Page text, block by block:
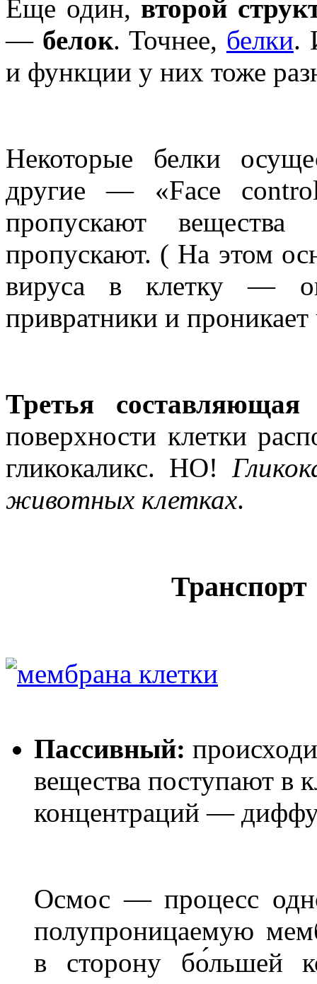
Еще один, второй
— белок. Точнее, белки.
и функции у них тоже
Некоторые белки
другие — «Face
пропускают
пропускают. ( На этом
вируса в клетку —
привратники и
Третья составляющая
поверхности клетки
гликокаликс. НО!
животных клетках.
Пассивный:
вещества поступают в
концентраций —
Осмос — процесс
полупроницаемую
в сторону бо́льшей